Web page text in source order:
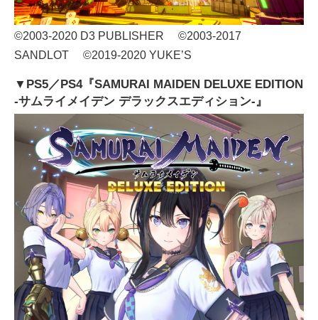
©2003-2020 D3 PUBLISHER ©2003-2017
SANDLOT ©2019-2020 YUKE’S
▼PS5／PS4『SAMURAI MAIDEN DELUXE EDITION
-サムライメイデン デラックスエディション-』